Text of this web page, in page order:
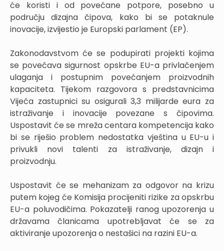
će koristi i od povećane potpore, posebno u
području dizajna čipova, kako bi se potaknule
inovacije, izvijestio je Europski parlament (EP).
Zakonodavstvom će se podupirati projekti kojima
se povećava sigurnost opskrbe EU-a privlačenjem
ulaganja i postupnim povećanjem proizvodnih
kapaciteta. Tijekom razgovora s predstavnicima
Vijeća zastupnici su osigurali 3,3 milijarde eura za
istraživanje i inovacije povezane s čipovima.
Uspostavit će se mreža centara kompetencija kako
bi se riješio problem nedostatka vještina u EU-u i
privukli novi talenti za istraživanje, dizajn i
proizvodnju.
Uspostavit će se mehanizam za odgovor na krizu
putem kojeg će Komisija procijeniti rizike za opskrbu
EU-a poluvodičima. Pokazatelji ranog upozorenja u
državama članicama upotrebljavat će se za
aktiviranje upozorenja o nestašici na razini EU-a.